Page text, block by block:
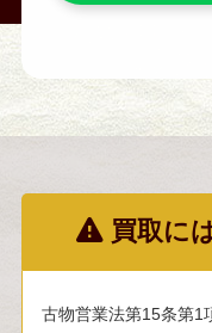
買取に
古物営業法第15条第1